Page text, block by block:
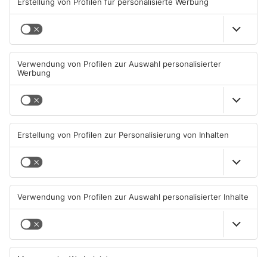
07.08.2026, 07:12 UHR IN MAIN-
KINZIG-KREIS
07.08.2026, 07:07 UHR IN MAIN-
KINZIG-KREIS
Ausstellung in Bruchköbel
Klimawandel"
Wohnhausbrand in Maintal:
Zwei Menschen verletzt